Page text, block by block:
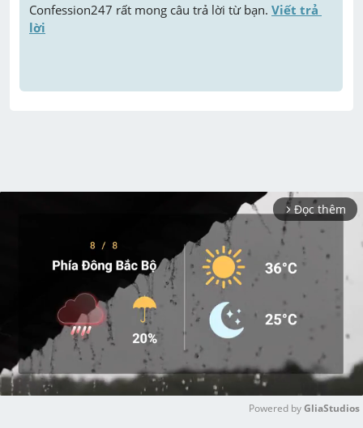
Confession247 rất mong câu trả lời từ bạn. Viết trả
lời
arrow_forward_ios Đọc thêm
Powered by GliaStudios